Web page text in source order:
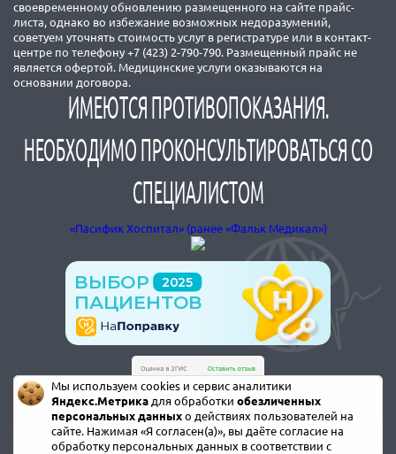
своевременному обновлению размещенного на сайте прайс-
листа, однако во избежание возможных недоразумений,
советуем уточнять стоимость услуг в регистратуре или в контакт-
центре по телефону +7 (423) 2-790-790. Размещенный прайс не
является офертой. Медицинские услуги оказываются на
основании договора.
ИМЕЮТСЯ ПРОТИВОПОКАЗАНИЯ.
НЕОБХОДИМО ПРОКОНСУЛЬТИРОВАТЬСЯ СО
СПЕЦИАЛИСТОМ
«Пасифик Хоспитал» (ранее «Фальк Медикал»)
Мы используем cookies и сервис аналитики
Яндекс.Метрикадля обработки обезличенных
персональных данныхо действиях пользователей на
сайте. Нажимая «Я согласен(а)», вы даёте согласие на
обработку персональных данных в соответствии с